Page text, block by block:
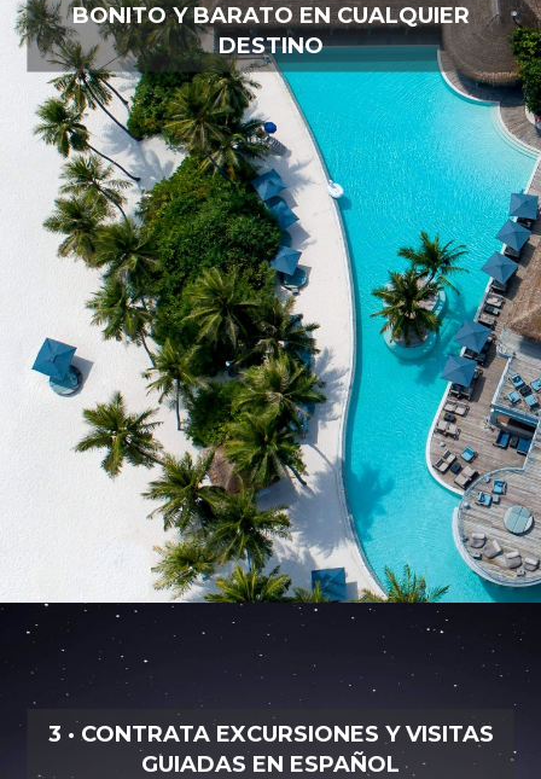
BONITO Y BARATO EN CUALQUIER
DESTINO
3 · CONTRATA EXCURSIONES Y VISITAS
GUIADAS EN ESPAÑOL